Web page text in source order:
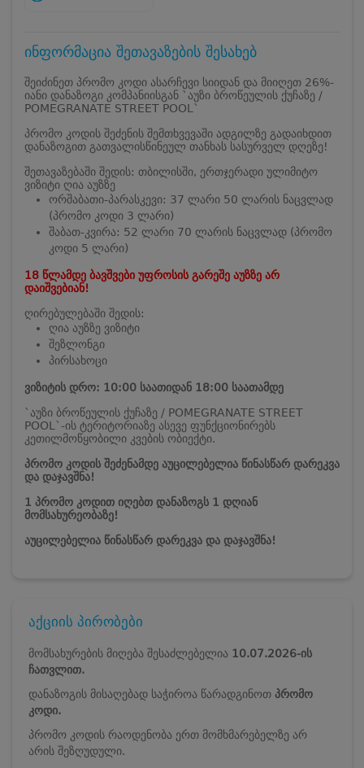
ინფორმაცია შეთავაზების შესახებ
შეიძინეთ პრომო კოდი ასარჩევი სიიდან და მიიღეთ 26%-
იანი დანაზოგი კომპანიისგან `აუზი ბროწეულის ქუჩაზე /
POMEGRANATE STREET POOL`
პრომო კოდის შეძენის შემთხვევაში ადგილზე გადაიხდით
დანაზოგით გათვალისწინეულ თანხას სასურველ დღეზე!
შეთავაზებაში შედის: თბილისში, ერთჯერადი ულიმიტო
ვიზიტი ღია აუზზე
ორშაბათი-პარასკევი: 37 ლარი 50 ლარის ნაცვლად
(პრომო კოდი 3 ლარი)
შაბათ-კვირა: 52 ლარი 70 ლარის ნაცვლად (პრომო
კოდი 5 ლარი)
18 წლამდე ბავშვები უფროსის გარეშე აუზზე არ
დაიშვებიან!
ღირებულებაში შედის:
ღია აუზზე ვიზიტი
შეზლონგი
პირსახოცი
ვიზიტის დრო: 10:00 საათიდან 18:00 საათამდე
`აუზი ბროწეულის ქუჩაზე / POMEGRANATE STREET
POOL`-ის ტერიტორიაზე ასევე ფუნქციონირებს
კეთილმოწყობილი კვების ობიექტი.
პრომო კოდის შეძენამდე აუცილებელია წინასწარ დარეკვა
და დაჯავშნა!
1 პრომო კოდით იღებთ დანაზოგს 1 დღიან
მომსახურეობაზე!
აუცილებელია წინასწარ დარეკვა და დაჯავშნა!
აქციის პირობები
მომსახურების მიღება შესაძლებელია 10.07.2026-ის
ჩათვლით.
დანაზოგის მისაღებად საჭიროა წარადგინოთ პრომო
კოდი.
პრომო კოდის რაოდენობა ერთ მომხმარებელზე არ
არის შეზღუდული.